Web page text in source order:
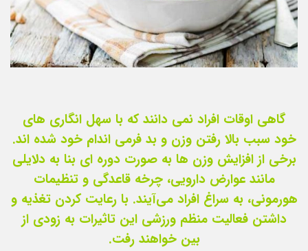
گاهی اوقات افراد نمی دانند که با سهل انگاری های
خود سبب بالا رفتن وزن و بد فرمی اندام خود شده اند.
برخی از افزایش وزن ها به صورت دوره ای بنا به دلایلی
مانند عوارض دارویی، چرخه قاعدگی و تنظیمات
هورمونی، به سراغ افراد می‌آیند. با رعایت کردن تغذیه و
داشتن فعالیت منظم ورزشی این تاثیرات به زودی از
بین خواهند رفت.